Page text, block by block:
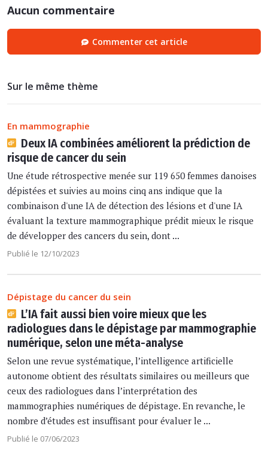
Aucun commentaire
Commenter cet article
Sur le même thème
En mammographie
Deux IA combinées améliorent la prédiction de
risque de cancer du sein
Une étude rétrospective menée sur 119 650 femmes danoises
dépistées et suivies au moins cinq ans indique que la
combinaison d'une IA de détection des lésions et d'une IA
évaluant la texture mammographique prédit mieux le risque
de développer des cancers du sein, dont ...
Publié le 12/10/2023
Dépistage du cancer du sein
L’IA fait aussi bien voire mieux que les
radiologues dans le dépistage par mammographie
numérique, selon une méta-analyse
Selon une revue systématique, l’intelligence artificielle
autonome obtient des résultats similaires ou meilleurs que
ceux des radiologues dans l’interprétation des
mammographies numériques de dépistage. En revanche, le
nombre d’études est insuffisant pour évaluer le ...
Publié le 07/06/2023